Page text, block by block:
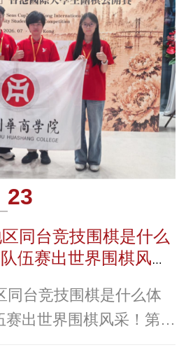
书已经整装出发载着华商
途向每一个翘首
23
同台竞技围棋是什么
伍赛出世界围棋风
同台竞技围棋是什么体
出世界围棋风采！第四